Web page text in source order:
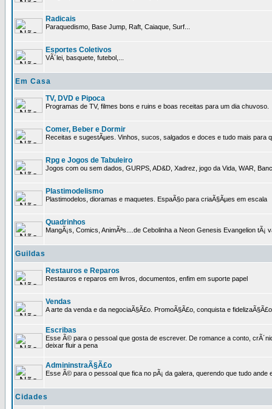
Radicais
Paraquedismo, Base Jump, Raft, Caiaque, Surf...
Esportes Coletivos
VÃ´lei, basquete, futebol,...
Em Casa
TV, DVD e Pipoca
Programas de TV, filmes bons e ruins e boas receitas para um dia chuvoso.
Comer, Beber e Dormir
Receitas e sugestÃµes. Vinhos, sucos, salgados e doces e tudo mais para
Rpg e Jogos de Tabuleiro
Jogos com ou sem dados, GURPS, AD&D, Xadrez, jogo da Vida, WAR,
Plastimodelismo
Plastimodelos, dioramas e maquetes. EspaÃ§o para criaÃ§Ãµes em escala
Quadrinhos
MangÃ¡s, Comics, AnimÃªs....de Cebolinha a Neon Genesis Evangelion tÃ¡
Guildas
Restauros e Reparos
Restauros e reparos em livros, documentos, enfim em suporte papel
Vendas
A arte da venda e da negociaÃ§Ã£o. PromoÃ§Ã£o, conquista e
Escribas
Esse Ã© para o pessoal que gosta de escrever. De romance a conto,
deixar fluir a pena
AdmininstraÃ§Ã£o
Esse Ã© para o pessoal que fica no pÃ¡ da galera, querendo que tudo ande
Cidades